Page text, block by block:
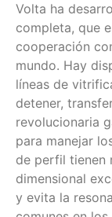
Volta ha
completa, que
cooperación
mundo. Hay
líneas de
detener,
revolucionaria
para manejar
de perfil tienen
dimensional
y evita la